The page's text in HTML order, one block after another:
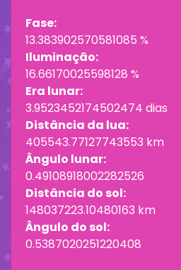
Fase:
13.383902570581085 %
Iluminação:
16.66170025598128 %
Era lunar:
3.9523452174502474 dias
Distância da lua:
405543.77127743553 km
Ângulo lunar:
0.49108918002282526
Distância do sol:
148037223.10480163 km
Ângulo do sol:
0.5387020251220408